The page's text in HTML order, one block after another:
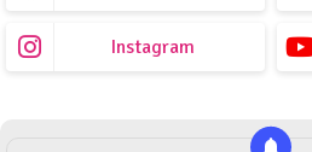
Instagram